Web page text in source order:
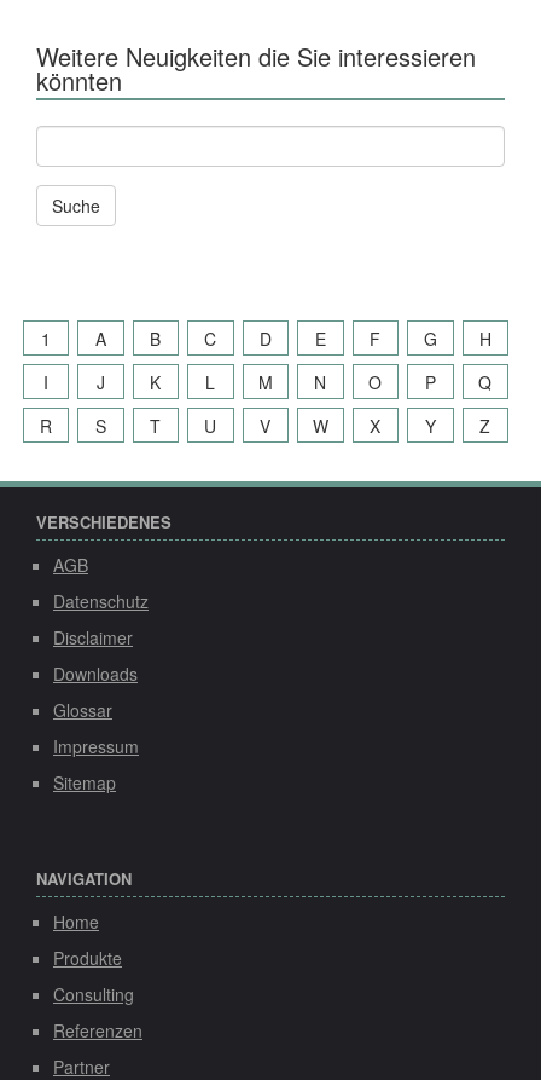
Weitere Neuigkeiten die Sie interessieren
könnten
Andere
News
und
Seiten
durchsuchen
1 A B C D E F G
H
I
J K L M N O P
Q
R
S T U V W X Y Z
VERSCHIEDENES
AGB
Datenschutz
Disclaimer
Downloads
Glossar
Impressum
Sitemap
NAVIGATION
Home
Produkte
Consulting
Referenzen
Partner